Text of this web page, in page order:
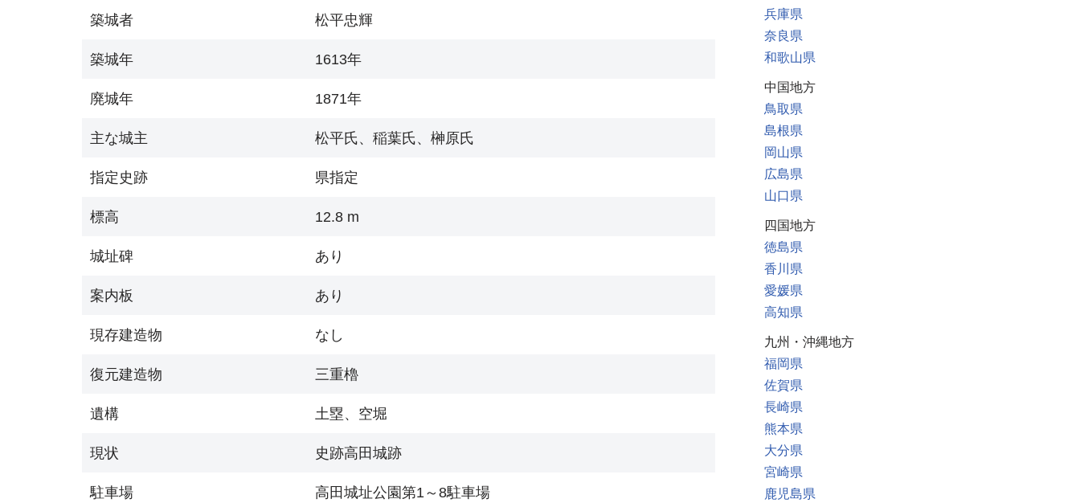
築城者 松平忠輝
築城年 1613年
廃城年 1871年
主な城主 松平氏、稲葉氏、榊原氏
指定史跡 県指定
標高 12.8 m
城址碑 あり
案内板 あり
現存建造物 なし
復元建造物 三重櫓
遺構 土塁、空堀
現状 史跡高田城跡
駐車場 高田城址公園第1～8駐車場
兵庫県
奈良県
和歌山県
中国地方
鳥取県
島根県
岡山県
広島県
山口県
四国地方
徳島県
香川県
愛媛県
高知県
九州・沖縄地方
福岡県
佐賀県
長崎県
熊本県
大分県
宮崎県
鹿児島県